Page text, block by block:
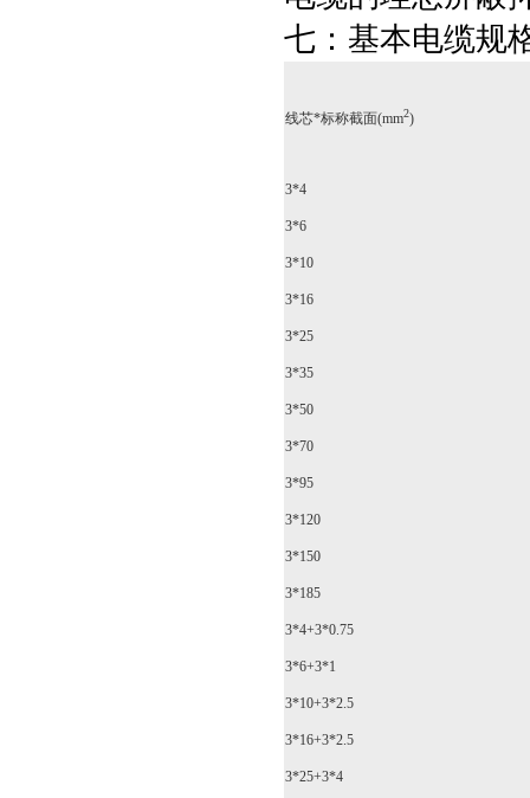
七：基本电缆规
线芯*标称截面(mm2)
3*4
3*6
3*10
3*16
3*25
3*35
3*50
3*70
3*95
3*120
3*150
3*185
3*4+3*0.75
3*6+3*1
3*10+3*2.5
3*16+3*2.5
3*25+3*4